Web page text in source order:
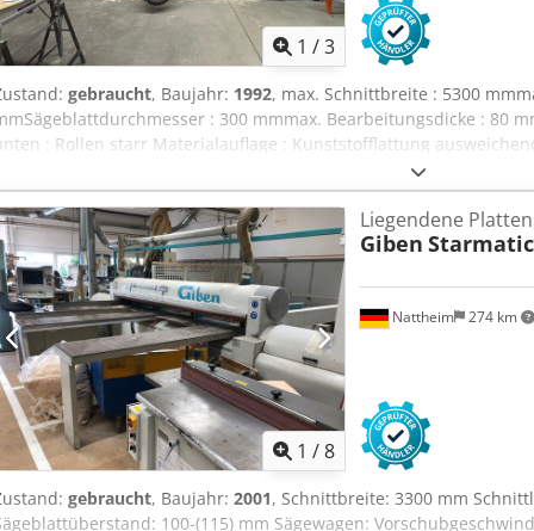
1 /3
gebraucht, Baujahr: 1992, max. Schnittbreite : 5300
: 300 mmmax. Bearbeitungsdicke : 80
: Rollen starr Materialauflage : Kunststofflattung
: manuell Sägevorschub : manuell Befestigung :
Sägebalken : manuell Gewicht ca. : 1500
kW Dcodpey H E Utsfx Alyjk Lagerort: Nattheim
1 /8
Nattheim 274 km
Liegendene
Giben Starmatic
gebraucht, Baujahr: 2001, Schnittbreite: 3300 mm
100-(115) mm Sägewagen: